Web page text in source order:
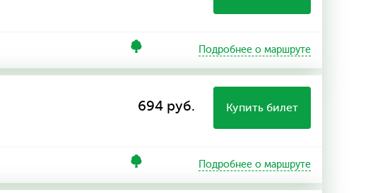
Подробнее о маршруте
694 руб. Купить билет
Подробнее о маршруте